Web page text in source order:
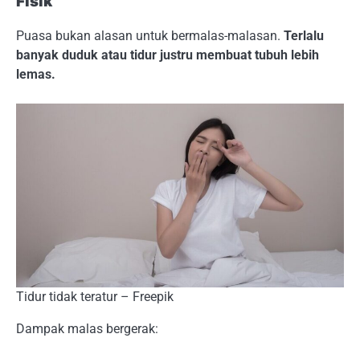
Puasa bukan alasan untuk bermalas-malasan. Terlalu
banyak duduk atau tidur justru membuat tubuh lebih
lemas.
Tidur tidak teratur – Freepik
Dampak malas bergerak: